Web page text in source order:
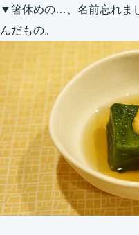
▼箸休めの…、名前忘れま
んだもの。